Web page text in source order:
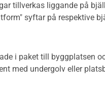
tillverkas liggande på
syftar på respektive
i paket till byggplatsen
med undergolv eller